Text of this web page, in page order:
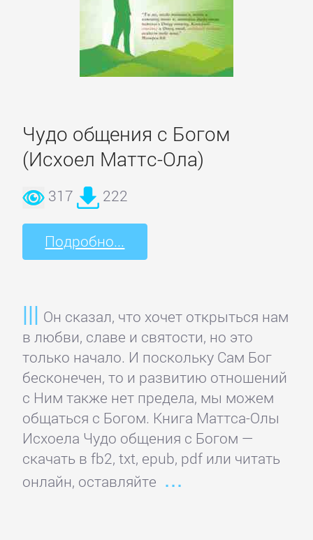
Чудо общения с Богом
(Исхоел Маттс-Ола)
317 222
Подробно...
Он сказал, что хочет открыться нам
в любви, славе и святости, но это
только начало. И поскольку Сам Бог
бесконечен, то и развитию отношений
с Ним также нет предела, мы можем
общаться с Богом. Книга Маттса-Олы
Исхоела Чудо общения с Богом —
скачать в fb2, txt, epub, pdf или читать
онлайн, оставляйте
Криминальные
Триллеры
ДЕТЕКТИВЫ
Зарубежные
детективы
Иронические
детективы
Исторические
детективы
Классические
детективы
Крутой
детектив